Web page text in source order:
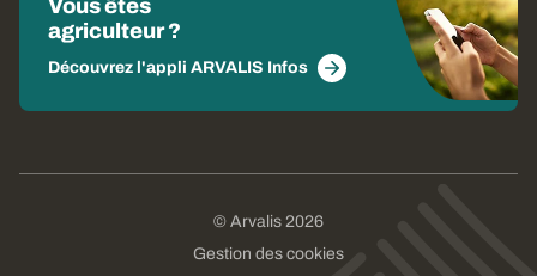
Vous êtes
agriculteur ?
Découvrez l'appli ARVALIS Infos
© Arvalis 2026
Gestion des cookies